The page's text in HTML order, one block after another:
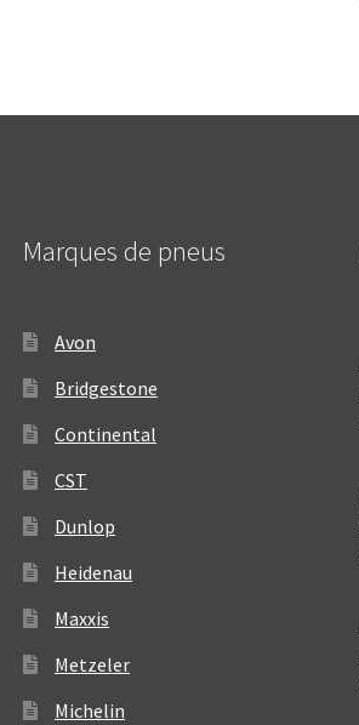
Marques de pneus
Avon
Bridgestone
Continental
CST
Dunlop
Heidenau
Maxxis
Metzeler
Michelin